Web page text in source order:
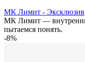
МК Лимит - Эксклюзив
МК Лимит —
пытаемся понять.
-8%